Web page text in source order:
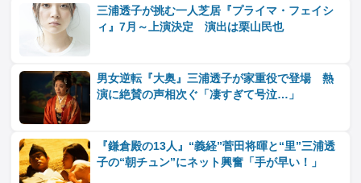
三浦透子が挑む一人芝居『プライマ・フェイシ
ィ』7月～上演決定 演出は栗山民也
男女逆転『大奥』三浦透子が家重役で登場 熱
演に絶賛の声相次ぐ「凄すぎて号泣…」
『鎌倉殿の13人』“義経”菅田将暉と“里”三浦透
子の“朝チュン”にネット興奮「手が早い！」